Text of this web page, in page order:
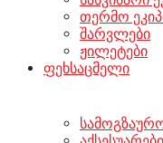
თერმო
შარვლები
ჟილეტები
ფეხსაცმელი